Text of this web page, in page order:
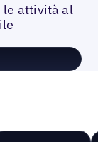
le attività al